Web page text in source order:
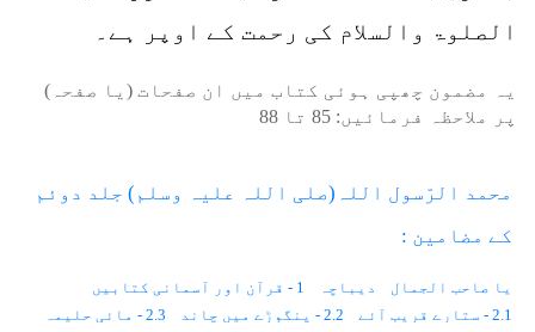
الصلوۃ والسلام کی رحمت کے اوپر ہے۔
یہ مضمون چھپی ہوئی کتاب میں ان صفحات (یا صفحہ)
پر ملاحظہ فرمائیں: 85 تا 88
محمد الرّسول اللہ(صلی اللہ علیہ وسلم) جلد دوئم
کے مضامین :
یا صاحب الجمال دیباچہ
1 - قرآن اور آسمانی کتابیں
2.1 - ستارے قریب آئے
2.2 - پنگوڑے میں چاند
2.3 - مائی حلیمہ